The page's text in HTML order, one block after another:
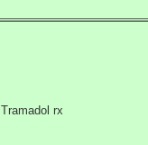
Tramadol rx